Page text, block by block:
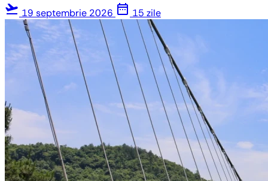
flight_takeoff 19 septembrie 2026 date_range 15 zile